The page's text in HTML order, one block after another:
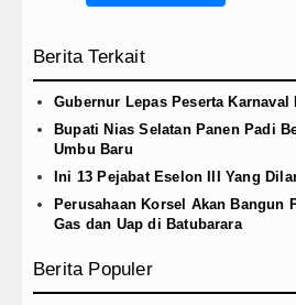
Berita Terkait
Gubernur Lepas Peserta Karnaval
Bupati Nias Selatan Panen Padi
Umbu Baru
Ini 13 Pejabat Eselon III Yang
Perusahaan Korsel Akan Bangun
Gas dan Uap di Batubarara
Berita Populer